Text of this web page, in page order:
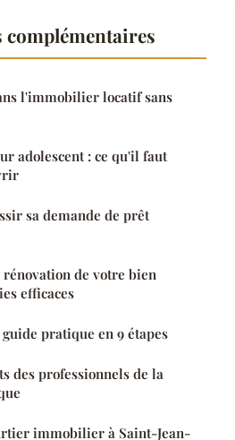
l'immobilier locatif sans
adolescent : ce qu'il faut
sa demande de prêt
de votre bien
efficaces
pratique en 9 étapes
des professionnels de la
immobilier à Saint-Jean-